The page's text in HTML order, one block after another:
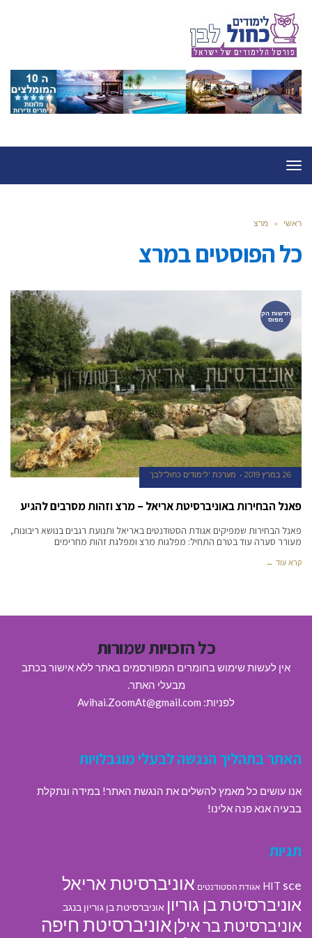
תפריט
ראשי » מרצ
כל הפוסטים במרצ
חדשות הק
מפוס
26 במרץ 2019 מערכת 'לימודים כחול־לבן'
פאנל הבחירות באוניברסיטת אריאל – מרצ וזהות מסרבים להגיע
פאנל הבחירות שמפיקים אגודת הסטודנטים באריאל ותנועת רגבים בנושא ריבונות,
מעורר סערה עוד בטרם התחיל: מפלגות מרצ ומפלגת זהות מחרימים
קרא עוד ←
כל הזכויות שמורות
אין לעשות שימוש בחומרים המפורסמים באתר ללא אישור בכתב
מבעלי האתר.
לפניות: Avihai.ZoomAt@gmail.com
האתר בתהליך הנגשה לבעלי מוגבלויות
אנו עושים כל מאמץ להשלים את הנגשת האתר! במידה ונתקלת
בבעיה אנא פנה אלינו!
תגיות
HIT sce אגודת הסטודנטים אוניברסיטת אריאל
אוניברסיטת בן גוריון אוניברסיטת בן גוריון בנגב
אוניברסיטת בר אילן אוניברסיטת חיפה